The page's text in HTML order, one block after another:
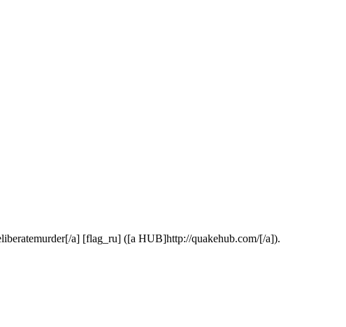
a] [flag_ru] ([a HUB]http://quakehub.com/[/a]).